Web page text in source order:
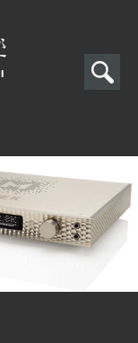
搜
表
單
搜
尋